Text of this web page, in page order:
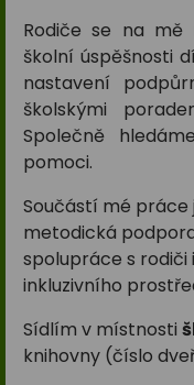
Rodiče se na
školní úspěšnosti
nastavení
školskými
Společně
pomoci.
Součástí mé práce
metodická
spolupráce s
inkluzivního
Sídlím v místnosti
knihovny (číslo